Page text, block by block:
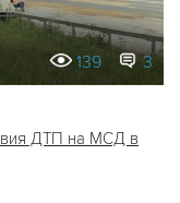
139 3
ДТП на МСД в